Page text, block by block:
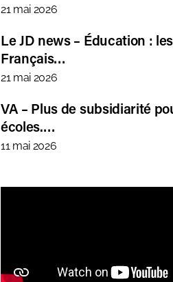
21 mai 2026
Le JD news – Éducation : les
Français…
21 mai 2026
VA – Plus de subsidiarité
écoles.…
11 mai 2026